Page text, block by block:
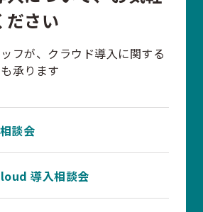
ださい
フが、クラウド導入に関する
承ります
談会
導入相談会